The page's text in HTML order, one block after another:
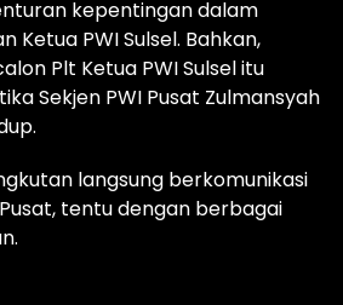
kepentingan dalam
Ketua PWI Sulsel. Bahkan,
Plt Ketua PWI Sulsel itu
Sekjen PWI Pusat Zulmansyah
langsung berkomunikasi
tentu dengan berbagai